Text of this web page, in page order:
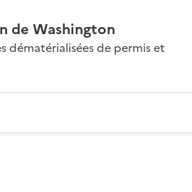
de Washington
dématérialisées de permis et